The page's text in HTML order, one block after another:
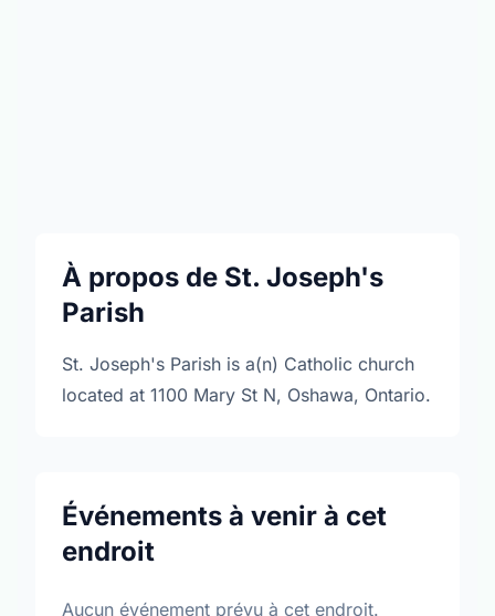
À propos de St. Joseph's
Parish
St. Joseph's Parish is a(n) Catholic church
located at 1100 Mary St N, Oshawa, Ontario.
Événements à venir à cet
endroit
Aucun événement prévu à cet endroit.